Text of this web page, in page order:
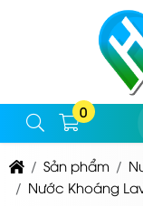
0
Sản phẩm
Nước Khoáng